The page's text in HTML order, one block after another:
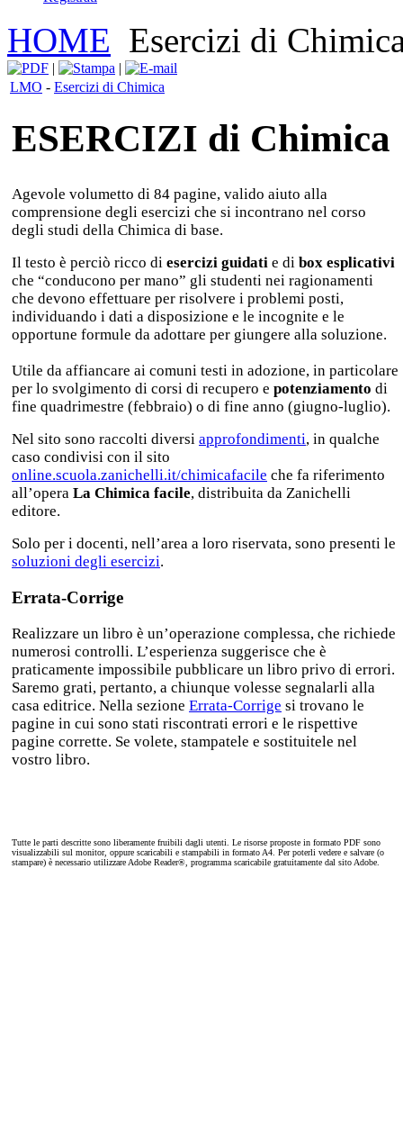
HOME Esercizi di
LMO - Esercizi di Chimica
ESERCIZI di Chimica
Agevole volumetto di 84 pagine, valido aiuto alla
comprensione degli esercizi che si incontrano nel corso
degli studi della Chimica di base.
Il testo è perciò ricco di esercizi guidati e di box esplicativi
che “conducono per mano” gli studenti nei ragionamenti
che devono effettuare per risolvere i problemi posti,
individuando i dati a disposizione e le incognite e le
opportune formule da adottare per giungere alla soluzione.
Utile da affiancare ai comuni testi in adozione, in particolare
per lo svolgimento di corsi di recupero e potenziamento di
fine quadrimestre (febbraio) o di fine anno (giugno-luglio).
Nel sito sono raccolti diversi approfondimenti, in qualche
caso condivisi con il sito
online.scuola.zanichelli.it/chimicafacile che fa riferimento
all’opera La Chimica facile, distribuita da Zanichelli
editore.
Solo per i docenti, nell’area a loro riservata, sono presenti le
soluzioni degli esercizi.
Errata-Corrige
Realizzare un libro è un’operazione complessa, che richiede
numerosi controlli. L’esperienza suggerisce che è
praticamente impossibile pubblicare un libro privo di errori.
Saremo grati, pertanto, a chiunque volesse segnalarli alla
casa editrice. Nella sezione Errata-Corrige si trovano le
pagine in cui sono stati riscontrati errori e le rispettive
pagine corrette. Se volete, stampatele e sostituitele nel
vostro libro.
Tutte le parti descritte sono liberamente fruibili dagli utenti. Le risorse proposte in formato PDF sono
visualizzabili sul monitor, oppure scaricabili e stampabili in formato A4. Per poterli vedere e salvare (o
stampare) è necessario utilizzare Adobe Reader®, programma scaricabile gratuitamente dal sito Adobe.